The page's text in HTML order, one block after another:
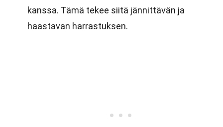
kanssa. Tämä tekee siitä jännittävän ja
haastavan harrastuksen.